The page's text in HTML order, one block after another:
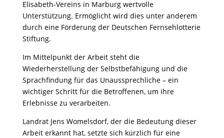
Elisabeth-Vereins in Marburg wertvolle
Unterstützung. Ermöglicht wird dies unter anderem
durch eine Förderung der Deutschen Fernsehlotterie
Stiftung.
Im Mittelpunkt der Arbeit steht die
Wiederherstellung der Selbstbefähigung und die
Sprachfindung für das Unaussprechliche – ein
wichtiger Schritt für die Betroffenen, um ihre
Erlebnisse zu verarbeiten.
Landrat Jens Womelsdorf, der die Bedeutung dieser
Arbeit erkannt hat, setzte sich kürzlich für eine